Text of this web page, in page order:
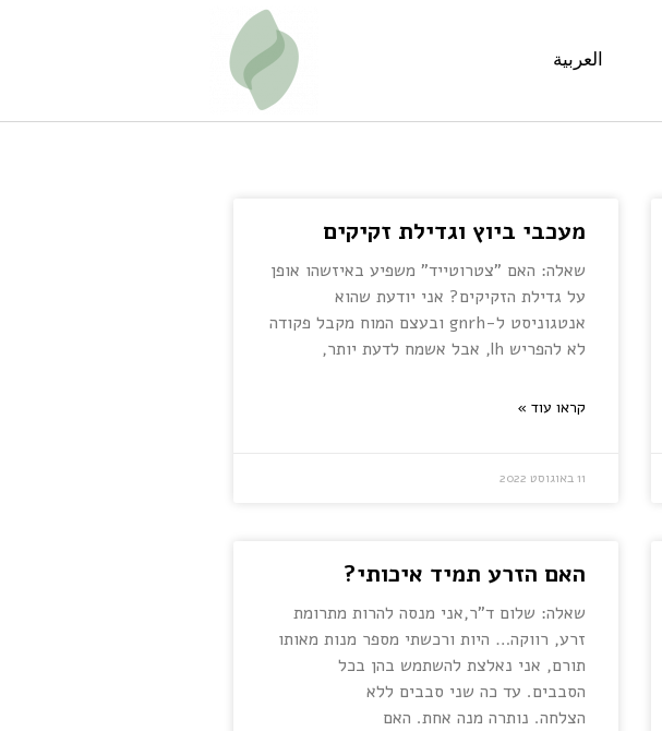
العربية
מעכבי ביוץ וגדילת זקיקים
שאלה: האם "צטרוטייד" משפיע באיזשהו אופן
על גדילת הזקיקים? אני יודעת שהוא
אנטגוניסט ל-gnrh ובעצם המוח מקבל פקודה
לא להפריש lh, אבל אשמח לדעת יותר,
קראו עוד »
11 באוגוסט 2022
האם הזרע תמיד איכותי?
שאלה: שלום ד"ר,אני מנסה להרות מתרומת
זרע, רווקה… היות ורכשתי מספר מנות מאותו
תורם, אני נאלצת להשתמש בהן בכל
הסבבים. עד כה שני סבבים ללא
הצלחה. נותרה מנה אחת. האם